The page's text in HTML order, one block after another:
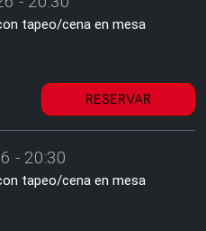
tapeo/cena en mesa
RESERVAR
- 20:30
tapeo/cena en mesa